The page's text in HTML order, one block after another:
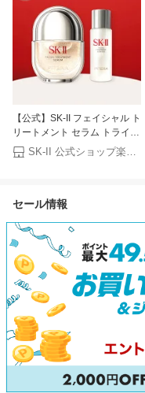
【公式】SK-II フェイシャル ト
リートメント セラム トライア
ル キット SK-2 / SK-II（エスケ
ーツー） 正規品 送料無料 SK2
誕生日
SK-II 公式ショップ楽天市場店
セール情報